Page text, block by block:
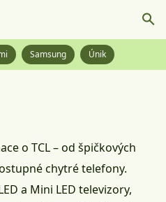
Samsung Únik
o TCL – od špičkových
chytré telefony.
a Mini LED televizory,